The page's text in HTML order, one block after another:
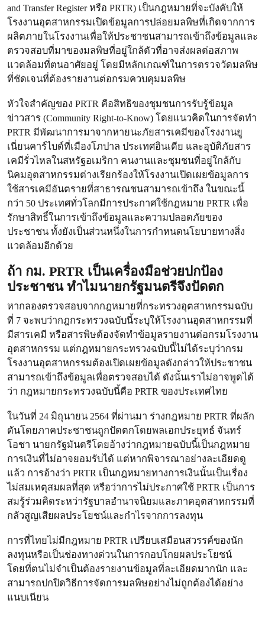
and Transfer Register หรือ PRTR) เป็นกฎหมายที่จะบังคับให้
โรงงานอุตสาหกรรมเปิดข้อมูลการปล่อยมลพิษที่เกิดจากการ
ผลิตภายในโรงงานเพื่อให้ประชาชนสามารถเข้าถึงข้อมูลและ
ตรวจสอบที่มาของมลพิษที่อยู่ใกล้ตัวที่อาจส่งผลต่อสภาพ
แวดล้อมที่ตนอาศัยอยู่ โดยมีหลักเกณฑ์ในการตรวจวัดมลพิษ
ที่ชัดเจนที่ต้องรายงานต่อกรมควบคุมมลพิษ
หัวใจสำคัญของ PRTR คือสิทธิของชุมชนการรับรู้ข้อมูล
ข่าวสาร (Community Right-to-Know) โดยแนวคิดในการจัดทำ
PRTR มีพัฒนาการมาจากหายนะภัยสารเคมีของโรงงานยู
เนี่ยนคาร์ไบด์ที่เมืองโภปาล ประเทศอินเดีย และอุบัติภัยสาร
เคมีรั่วไหลในสหรัฐอเมริกา คนงานและชุมชนที่อยู่ใกล้กับ
นิคมอุตสาหกรรมต่างเรียกร้องให้โรงงานเปิดเผยข้อมูลการ
ใช้สารเคมีอันตรายที่สาธารณชนสามารถเข้าถึง ในขณะนี้
กว่า 50 ประเทศทั่วโลกมีการประกาศใช้กฎหมาย PRTR เพื่อ
รักษาสิทธิ์ในการเข้าถึงข้อมูลและความปลอดภัยของ
ประชาชน ทั้งยังเป็นส่วนหนึ่งในการกำหนดนโยบายทางสิ่ง
แวดล้อมอีกด้วย
ถ้า กม. PRTR เป็นเครื่องมือช่วยปกป้อง
ประชาชน ทำไมนายกรัฐมนตรีจึงปัดตก
หากลองตรวจสอบจากกฎหมายที่กระทรวงอุตสาหกรรมฉบับ
ที่ 7 จะพบว่ากฎกระทรวงฉบับนี้ระบุให้โรงงานอุตสาหกรรมที่
มีสารเคมี หรือสารพิษต้องจัดทำข้อมูลรายงานต่อกรมโรงงาน
อุตสาหกรรม แต่กฎหมายกระทรวงฉบับนี้ไม่ได้ระบุว่ากรม
โรงงานอุตสาหกรรมต้องเปิดเผยข้อมูลดังกล่าวให้ประชาชน
สามารถเข้าถึงข้อมูลเพื่อตรวจสอบได้ ดังนั้นเราไม่อาจพูดได้
ว่า กฎหมายกระทรวงฉบับนี้คือ PRTR ของประเทศไทย
ในวันที่ 24 มิถุนายน 2564 ที่ผ่านมา ร่างกฎหมาย PRTR ที่ผลัก
ดันโดยภาคประชาชนถูกปัดตกโดยพลเอกประยุทธ์ จันทร์
โอชา นายกรัฐมันตรีโดยอ้างว่ากฎหมายฉบับนี้เป็นกฎหมาย
การเงินที่ไม่อาจยอมรับได้ แต่หากพิจารณาอย่างละเอียดดู
แล้ว การอ้างว่า PRTR เป็นกฎหมายทางการเงินนั้นเป็นเรื่อง
ไม่สมเหตุสมผลที่สุด หรือว่าการไม่ประกาศใช้ PRTR เป็นการ
สมรู้ร่วมคิดระหว่ารัฐบาลอำนาจนิยมและภาคอุตสาหกรรมที่
กลัวสูญเสียผลประโยชน์และกำไรจากการลงทุน
การที่ไทยไม่มีกฎหมาย PRTR เปรียบเสมือนสวรรค์ของนัก
ลงทุนหรือเป็นช่องทางด่วนในการกอบโกยผลประโยชน์
โดยที่ตนไม่จำเป็นต้องรายงานข้อมูลที่ละเอียดมากนัก และ
สามารถปกปิดวิธีการจัดการมลพิษอย่างไม่ถูกต้องได้อย่าง
แนบเนียน